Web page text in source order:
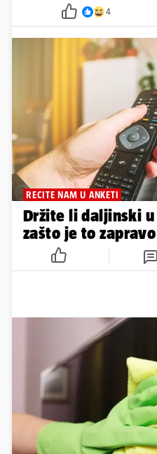
4
RECITE NAM U ANKETI
Držite li daljinski u
zašto je to